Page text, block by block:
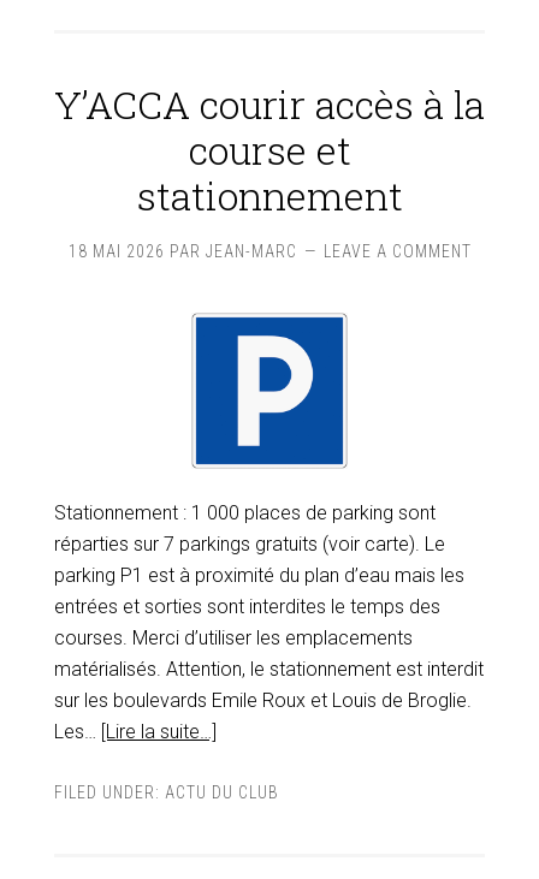
Y’ACCA courir accès à la
course et
stationnement
18 MAI 2026 PAR JEAN-MARC LEAVE A COMMENT
Stationnement : 1 000 places de parking sont
réparties sur 7 parkings gratuits (voir carte). Le
parking P1 est à proximité du plan d’eau mais les
entrées et sorties sont interdites le temps des
courses. Merci d’utiliser les emplacements
matérialisés. Attention, le stationnement est interdit
sur les boulevards Emile Roux et Louis de Broglie.
Les… [Lire la suite…]
FILED UNDER: ACTU DU CLUB